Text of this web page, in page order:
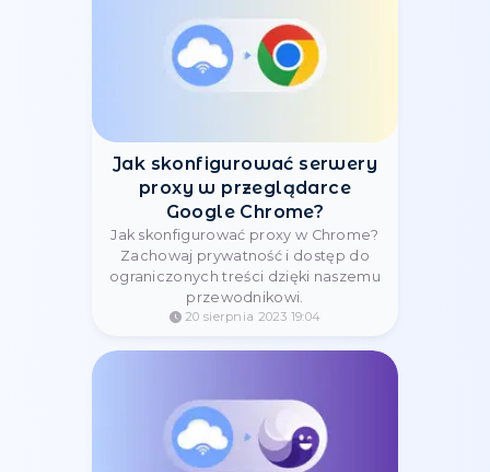
Ustawienia serwera proxy w
Postman
Konfiguracja serwera proxy w
Postman: instrukcje krok po kroku, jak
skonfigurować serwer proxy do
interakcji z API. Łatwe łączenie i
testowanie żądań
20 sierpnia 2023 22:57